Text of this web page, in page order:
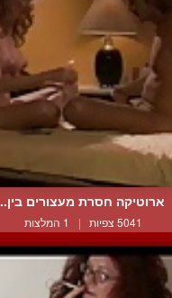
ארוטיקה חסרת מעצורים
5041 צפיות | 1 המלצות